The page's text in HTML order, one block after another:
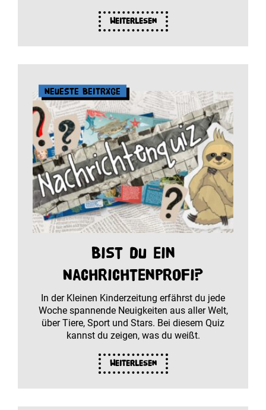
Weiterlesen
Neueste Beiträge
Bist du ein
Nachrichtenprofi?
In der Kleinen Kinderzeitung erfährst du jede
Woche spannende Neuigkeiten aus aller Welt,
über Tiere, Sport und Stars. Bei diesem Quiz
kannst du zeigen, was du weißt.
Weiterlesen